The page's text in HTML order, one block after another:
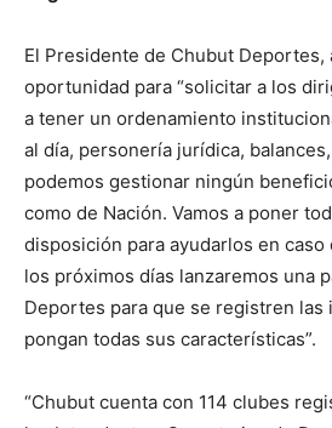
El Presidente de Chubut Deportes,
oportunidad para “solicitar a los
a tener un ordenamiento
al día, personería jurídica,
podemos gestionar ningún
como de Nación. Vamos a poner
disposición para ayudarlos en caso
los próximos días lanzaremos una
Deportes para que se registren las
pongan todas sus características”.
“Chubut cuenta con 114 clubes